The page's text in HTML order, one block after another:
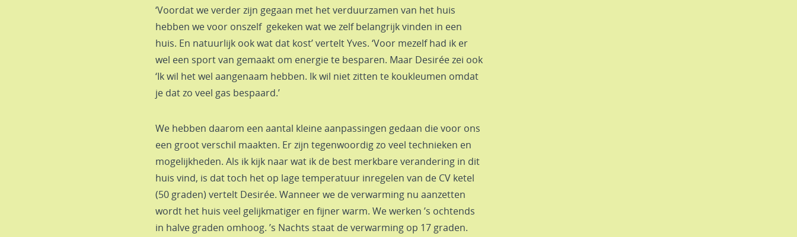
‘Voordat we verder zijn gegaan met het verduurzamen van het huis
hebben we voor onszelf gekeken wat we zelf belangrijk vinden in een
huis. En natuurlijk ook wat dat kost’ vertelt Yves. ‘Voor mezelf had ik er
wel een sport van gemaakt om energie te besparen. Maar Desirée zei ook
‘Ik wil het wel aangenaam hebben. Ik wil niet zitten te koukleumen omdat
je dat zo veel gas bespaard.’
We hebben daarom een aantal kleine aanpassingen gedaan die voor ons
een groot verschil maakten. Er zijn tegenwoordig zo veel technieken en
mogelijkheden. Als ik kijk naar wat ik de best merkbare verandering in dit
huis vind, is dat toch het op lage temperatuur inregelen van de CV ketel
(50 graden) vertelt Desirée. Wanneer we de verwarming nu aanzetten
wordt het huis veel gelijkmatiger en fijner warm. We werken ’s ochtends
in halve graden omhoog. ’s Nachts staat de verwarming op 17 graden.